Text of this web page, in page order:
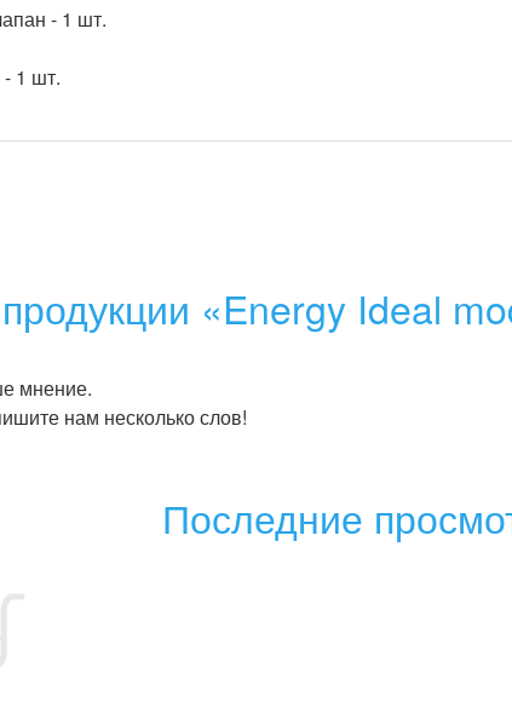
- 1 шт.
- 1 шт.
«Energy Ideal
мнение.
нам несколько слов!
Последние